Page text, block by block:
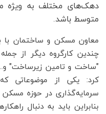
دهک‌های مختلف به ویژه
متوسط باشد.
معاون مسکن و ساختمان با
چندین کارگروه دیگر از
"ساخت و تامین زیرساخت"
کرد: یکی از موضوعاتی
سرمایه‌گذاری در حوزه
بنابراین باید به دنبال